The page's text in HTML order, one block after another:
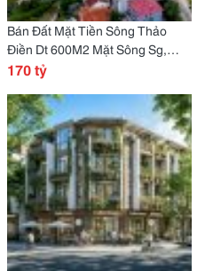
Bán Đất Mặt Tiền Sông Thảo
Điền Dt 600M2 Mặt Sông Sg,
Thảo Điền Q2
170 tỷ